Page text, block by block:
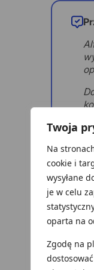
Twoja
Na
cookie i
wysyłane
je w celu
oparta na
Zgodę na
Beta
Spółka
zł.
W